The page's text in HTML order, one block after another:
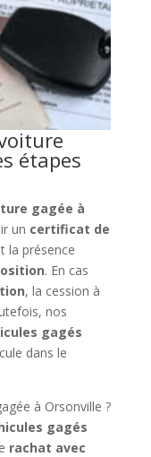
étapes
gagée à
un certificat de
la présence
. En cas
, la cession à
nos
gagés
dans le
à Orsonville ?
gagés
rachat avec